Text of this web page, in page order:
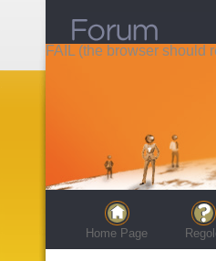
FAIL (the browser should
Home Page